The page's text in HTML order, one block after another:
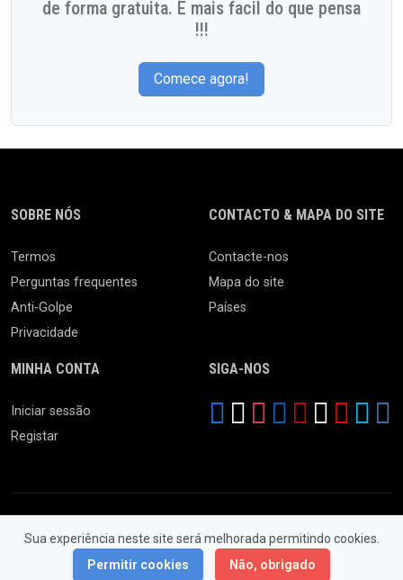
de forma gratuita. E mais facil do que pensa
!!!
Comece agora!
Sua experiência neste site será melhorada permitindo cookies.
Permitir cookies
Não, obrigado
SOBRE NÓS
Termos
Perguntas frequentes
Anti-Golpe
Privacidade
CONTACTO & MAPA DO SITE
Contacte-nos
Mapa do site
Países
MINHA CONTA
Iniciar sessão
Registar
SIGA-NOS
© 2026 Feira da Ladra. Todos os Direitos Reservados.